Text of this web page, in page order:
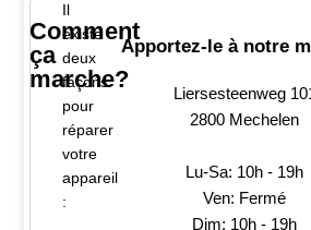
Comment
ça
marche?
Il
existe
deux
façons
pour
réparer
votre
appareil
:
Apportez-le à notre
Liersesteenweg
2800 Mechelen
Lu-Sa: 10h - 19h
Ven: Fermé
Dim: 10h - 19h